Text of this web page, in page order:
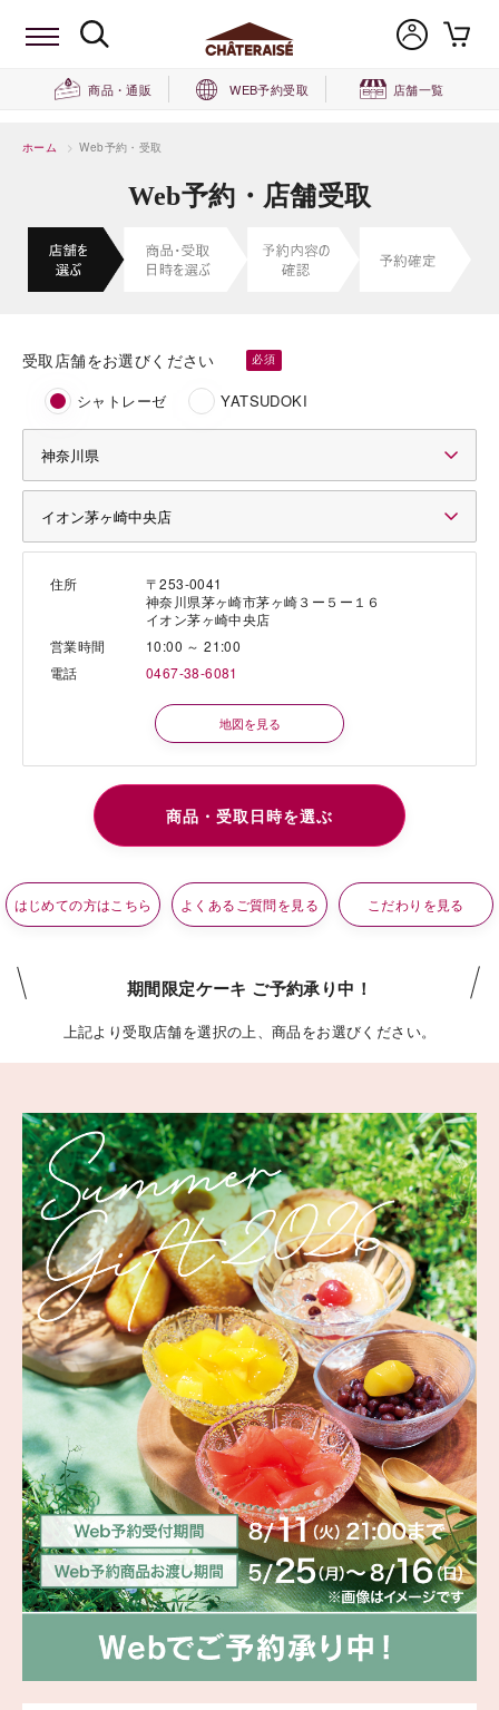
商品・通販 WEB予約受取 店舗一覧
ホーム > Web予約・受取
Web予約・店舗受取
受取店舗をお選びください
シャトレーゼ YATSUDOKI
住所
〒253-0041
神奈川県茅ヶ崎市茅ヶ崎３ー５ー１６
イオン茅ヶ崎中央店
営業時間
10:00 ～ 21:00
電話
0467-38-6081
地図を見る
はじめての方はこちら よくあるご質問を見る こだわりを見る
期間限定ケーキ ご予約承り中！
上記より受取店舗を選択の上、商品をお選びください。
海外 Overseas shops